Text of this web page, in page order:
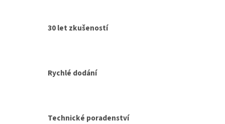
v
30 let zkušeností
Rychlé dodání
Technické poradenství